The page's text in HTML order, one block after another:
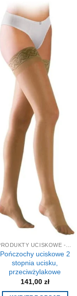
wiele
wariantów.
Opcje
można
wybrać
na
stronie
produktu
Pończochy uciskowe 2
stopnia ucisku,
przeciwżylakowe
141,00 zł